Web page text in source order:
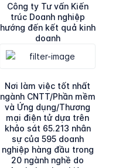
Công ty Tư vấn Kiến
trúc Doanh nghiệp
hướng đến kết quả kinh
doanh
Nơi làm việc tốt nhất
ngành CNTT/Phần mềm
và Ứng dụng/Thương
mại điện tử dựa trên
khảo sát 65.213 nhân
sự của 595 doanh
nghiệp hàng đầu trong
20 ngành nghề do